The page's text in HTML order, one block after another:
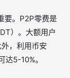
要。P2P零费是
）。大额用户
，利用币安
5-10%。